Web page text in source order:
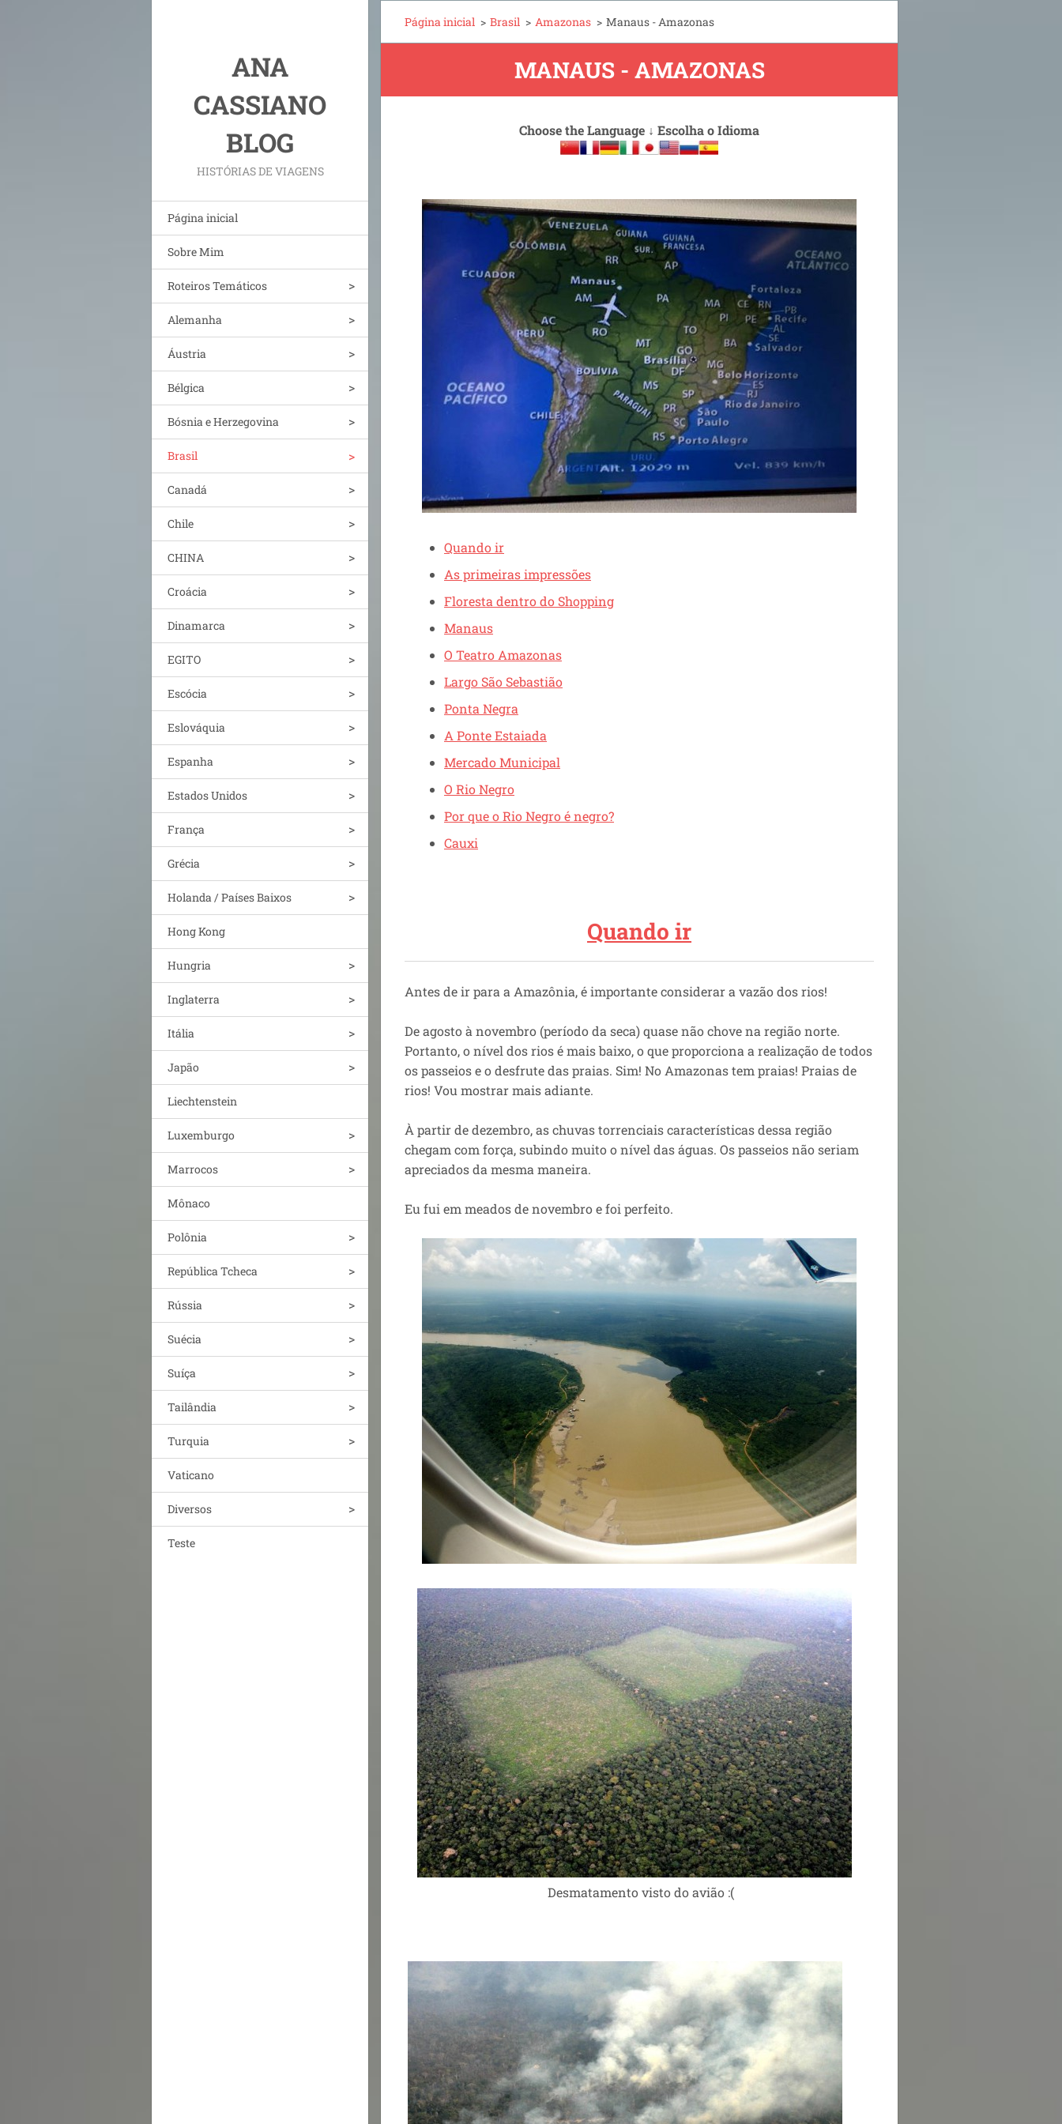
ANA
CASSIANO
BLOG
HISTÓRIAS DE VIAGENS
Página inicial
Sobre Mim
Roteiros Temáticos
Alemanha
Áustria
Bélgica
Bósnia e Herzegovina
Brasil
Canadá
Chile
CHINA
Croácia
Dinamarca
EGITO
Escócia
Eslováquia
Espanha
Estados Unidos
França
Grécia
Holanda / Países Baixos
Hong Kong
Hungria
Inglaterra
Itália
Japão
Liechtenstein
Luxemburgo
Marrocos
Mônaco
Polônia
República Tcheca
Rússia
Suécia
Suíça
Tailândia
Turquia
Vaticano
Diversos
Teste
Página inicial > Brasil > Amazonas > Manaus - Amazonas
MANAUS - AMAZONAS
Choose the Language ↓Escolha o Idioma
Quando ir
As primeiras impressões
Floresta dentro do Shopping
Manaus
O Teatro Amazonas
Largo São Sebastião
Ponta Negra
A Ponte Estaiada
Mercado Municipal
O Rio Negro
Por que o Rio Negro é negro?
Cauxi
Quando ir
Antes de ir para a Amazônia, é importante considerar a vazão dos rios!
De agosto à novembro (período da seca) quase não chove na região norte.
Portanto, o nível dos rios é mais baixo, o que proporciona a realização de todos
os passeios e o desfrute das praias. Sim! No Amazonas tem praias! Praias de
rios! Vou mostrar mais adiante.
À partir de dezembro, as chuvas torrenciais características dessa região
chegam com força, subindo muito o nível das águas. Os passeios não seriam
apreciados da mesma maneira.
Eu fui em meados de novembro e foi perfeito.
Desmatamento visto do avião :(